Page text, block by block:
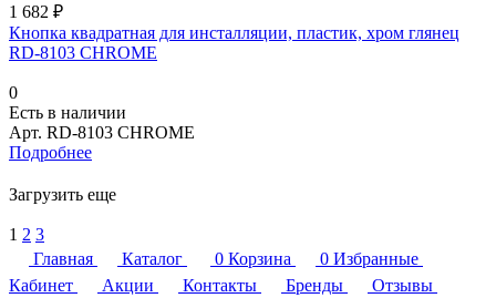
1 682 ₽
Кнопка квадратная для инсталляции, пластик, хром глянец
RD-8103 CHROME
0
Есть в наличии
Арт. RD-8103 CHROME
Подробнее
Загрузить еще
1 2 3
Главная
Каталог 0 Корзина 0 Избранные
Кабинет
Акции Контакты Бренды
Отзывы